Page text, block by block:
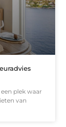
plek waar
van